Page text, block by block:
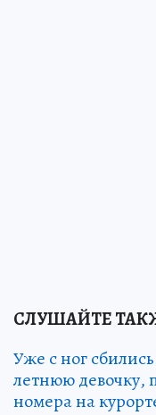
СЛУШАЙТЕ
Уже с ног
летнюю девочку,
номера на